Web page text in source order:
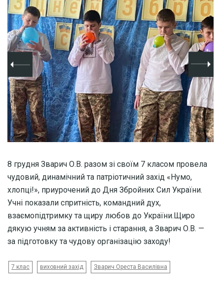
8 грудня Зварич О.В. разом зі своїм 7 класом провела
чудовий, динамічний та патріотичний захід «Нумо,
хлопці!», приурочений до Дня Збройних Сил України.
Учні показали спритність, командний дух,
взаємопідтримку та щиру любов до України.Щиро
дякую учням за активність і старання, а Зварич О.В. —
за підготовку та чудову організацію заходу!
7 клас виховний захід Зварич Ореста Василівна